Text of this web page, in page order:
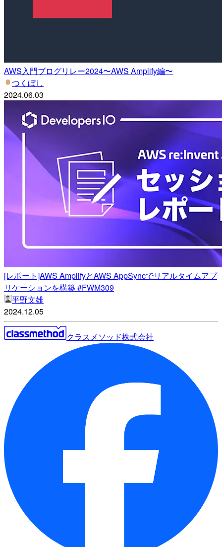
AWS入門ブログリレー2024〜AWS Amplify編〜
つくぼし
2024.06.03
[レポート]AWS AmplifyとAWS AppSyncでリアルタイムアプ
リケーションを構築 #FWM309
平野文雄
2024.12.05
クラスメソッド株式会社